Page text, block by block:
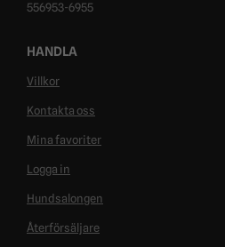
556953-6955
HANDLA
Villkor
Kontakta oss
Mina favoriter
Logga in
Hundsalongen
Återförsäljare